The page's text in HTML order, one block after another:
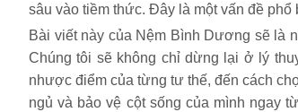
sâu vào tiềm thức. Đây là một vấn đề
Bài viết này của Nệm Bình Dương sẽ là
Chúng tôi sẽ không chỉ dừng lại ở lý
nhược điểm của từng tư thế, đến cách
ngủ và bảo vệ cột sống của mình ngay